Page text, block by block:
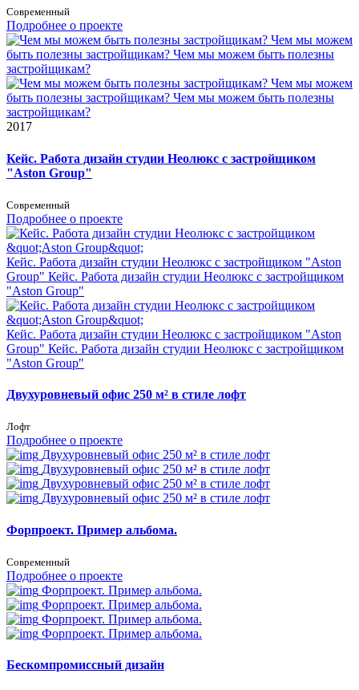
Современный
Подробнее о проекте
Чем мы можем
быть полезны застройщикам? Чем мы можем быть полезны
застройщикам?
Чем мы можем
быть полезны застройщикам? Чем мы можем быть полезны
застройщикам?
2017
Кейс. Работа дизайн студии Неолюкс с застройщиком
"Aston Group"
Современный
Подробнее о проекте
Кейс. Работа дизайн студии Неолюкс с застройщиком "Aston
Group" Кейс. Работа дизайн студии Неолюкс с застройщиком
"Aston Group"
Кейс. Работа дизайн студии Неолюкс с застройщиком "Aston
Group" Кейс. Работа дизайн студии Неолюкс с застройщиком
"Aston Group"
Двухуровневый офис 250 м² в стиле лофт
Лофт
Подробнее о проекте
Двухуровневый офис 250 м² в стиле лофт
Двухуровневый офис 250 м² в стиле лофт
Двухуровневый офис 250 м² в стиле лофт
Двухуровневый офис 250 м² в стиле лофт
Форпроект. Пример альбома.
Современный
Подробнее о проекте
Форпроект. Пример альбома.
Форпроект. Пример альбома.
Форпроект. Пример альбома.
Форпроект. Пример альбома.
Бескомпромиссный дизайн